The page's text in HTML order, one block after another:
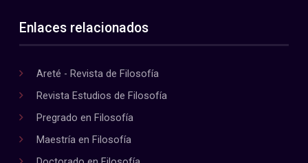
Enlaces relacionados
Areté - Revista de Filosofía
Revista Estudios de Filosofía
Pregrado en Filosofía
Maestría en Filosofía